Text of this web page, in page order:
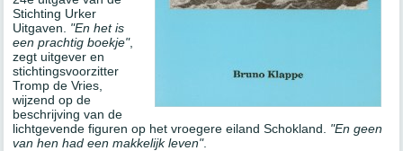
Stichting Urker
Uitgaven. "En het is
een prachtig boekje",
zegt uitgever en
stichtingsvoorzitter
Tromp de Vries,
wijzend op de
beschrijving van de
lichtgevende figuren op het vroegere eiland Schokland. "En geen
van hen had een makkelijk leven".